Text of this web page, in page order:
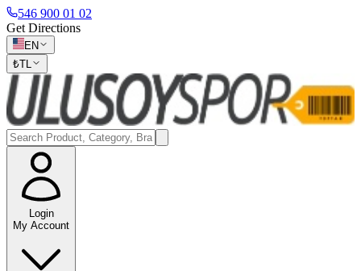
546 900 01 02
Get Directions
EN
₺TL
Login
My Account